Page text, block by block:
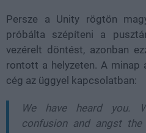
Persze a Unity rögtön
próbálta szépíteni a
vezérelt döntést, azonban
rontott a helyzeten. A minap
cég az üggyel kapcsolatban:
We have heard you.
confusion and angst